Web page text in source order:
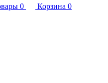
0 Корзина 0